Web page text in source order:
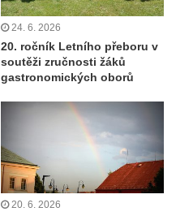
24. 6. 2026
20. ročník Letního přeboru v
soutěži zručnosti žáků
gastronomických oborů
20. 6. 2026